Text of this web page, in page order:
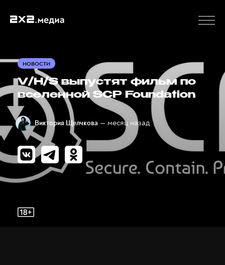
НОВОСТИ
V/H/S выпустят фильм по
вселенной SCP Foundation
Виктория Щелчкова — месяц назад